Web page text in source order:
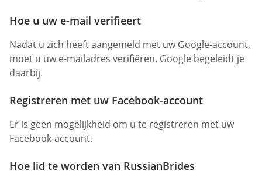
Hoe u uw e-mail verifieert
Nadat u zich heeft aangemeld met uw Google-account,
moet u uw e-mailadres verifiëren. Google begeleidt je
daarbij.
Registreren met uw Facebook-account
Er is geen mogelijkheid om u te registreren met uw
Facebook-account.
Hoe lid te worden van RussianBrides